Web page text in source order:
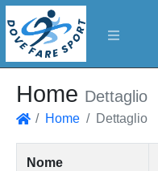
Home Dettaglio
Home Dettaglio
Nome